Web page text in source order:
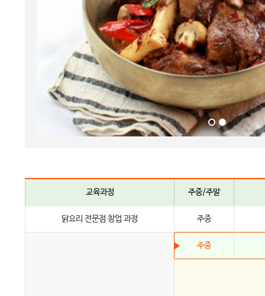
교육과정 주중/주말
닭요리 전문점 창업 과정 주중
주중